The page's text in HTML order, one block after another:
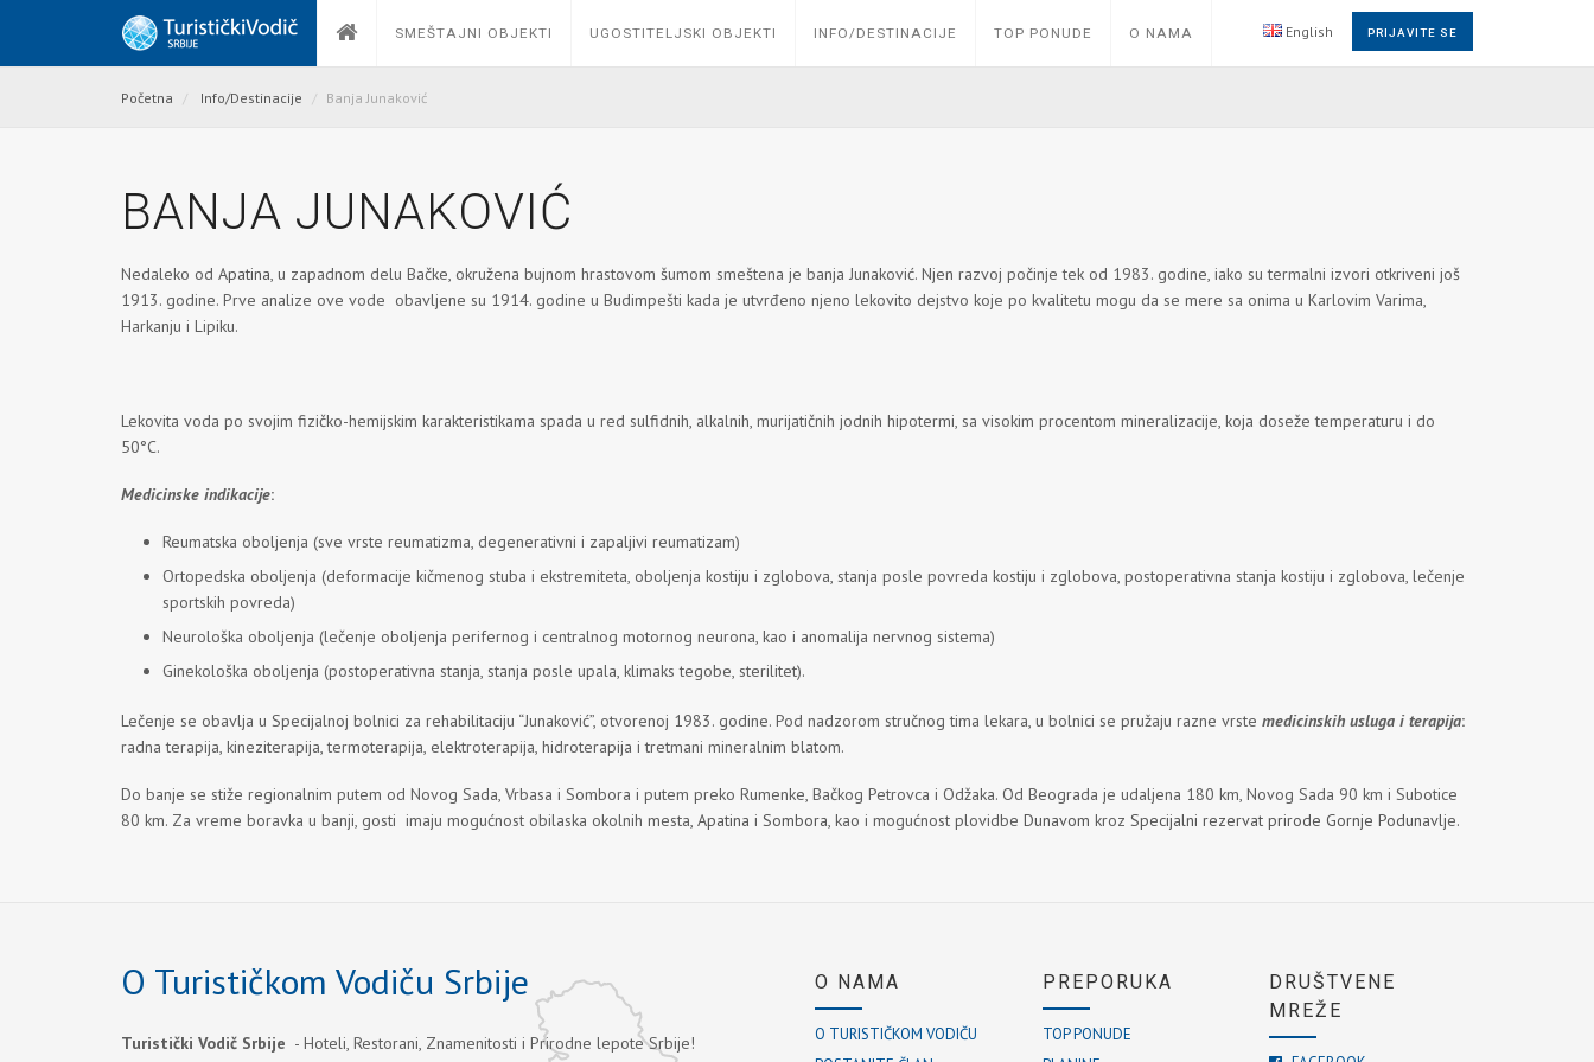
SMEŠTAJNI OBJEKTI UGOSTITELJSKI OBJEKTI INFO/DESTINACIJE TOP PONUDE O NAMA English PRIJAVITE SE
Početna Info/Destinacije Banja Junaković
BANJA JUNAKOVIĆ
Nedaleko od Apatina, u zapadnom delu Bačke, okružena bujnom hrastovom šumom smeštena je banja Junaković. Njen razvoj počinje tek od 1983. godine, iako su termalni izvori otkriveni još
1913. godine. Prve analize ove vode obavljene su 1914. godine u Budimpešti kada je utvrđeno njeno lekovito dejstvo koje po kvalitetu mogu da se mere sa onima u Karlovim Varima,
Harkanju i Lipiku.
Lekovita voda po svojim fizičko-hemijskim karakteristikama spada u red sulfidnih, alkalnih, murijatičnih jodnih hipotermi, sa visokim procentom mineralizacije, koja doseže temperaturu i do
50°C.
Medicinske indikacije:
Reumatska oboljenja (sve vrste reumatizma, degenerativni i zapaljivi reumatizam)
Ortopedska oboljenja (deformacije kičmenog stuba i ekstremiteta, oboljenja kostiju i zglobova, stanja posle povreda kostiju i zglobova, postoperativna stanja kostiju i zglobova, lečenje
sportskih povreda)
Neurološka oboljenja (lečenje oboljenja perifernog i centralnog motornog neurona, kao i anomalija nervnog sistema)
Ginekološka oboljenja (postoperativna stanja, stanja posle upala, klimaks tegobe, sterilitet).
Lečenje se obavlja u Specijalnoj bolnici za rehabilitaciju “Junaković”, otvorenoj 1983. godine. Pod nadzorom stručnog tima lekara, u bolnici se pružaju razne vrste medicinskih usluga i terapija:
radna terapija, kineziterapija, termoterapija, elektroterapija, hidroterapija i tretmani mineralnim blatom.
Do banje se stiže regionalnim putem od Novog Sada, Vrbasa i Sombora i putem preko Rumenke, Bačkog Petrovca i Odžaka. Od Beograda je udaljena 180 km, Novog Sada 90 km i Subotice
80 km. Za vreme boravka u banji, gosti imaju mogućnost obilaska okolnih mesta, Apatina i Sombora, kao i mogućnost plovidbe Dunavom kroz Specijalni rezervat prirode Gornje Podunavlje.
O Turističkom Vodiču Srbije
Turistički Vodič Srbije - Hoteli, Restorani, Znamenitosti i Prirodne lepote Srbije!
O NAMA
O TURISTIČKOM VODIČU
PREPORUKA
TOP PONUDE
DRUŠTVENE
MREŽE